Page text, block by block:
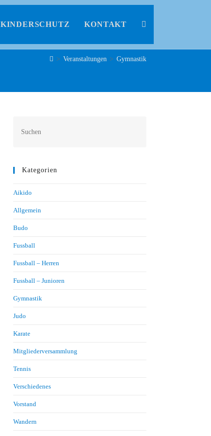
KINDERSCHUTZ KONTAKT
> Veranstaltungen > Gymnastik
Kategorien
Aikido
Allgemein
Budo
Fussball
Fussball – Herren
Fussball – Junioren
Gymnastik
Judo
Karate
Mitgliederversammlung
Tennis
Verschiedenes
Vorstand
Wandern